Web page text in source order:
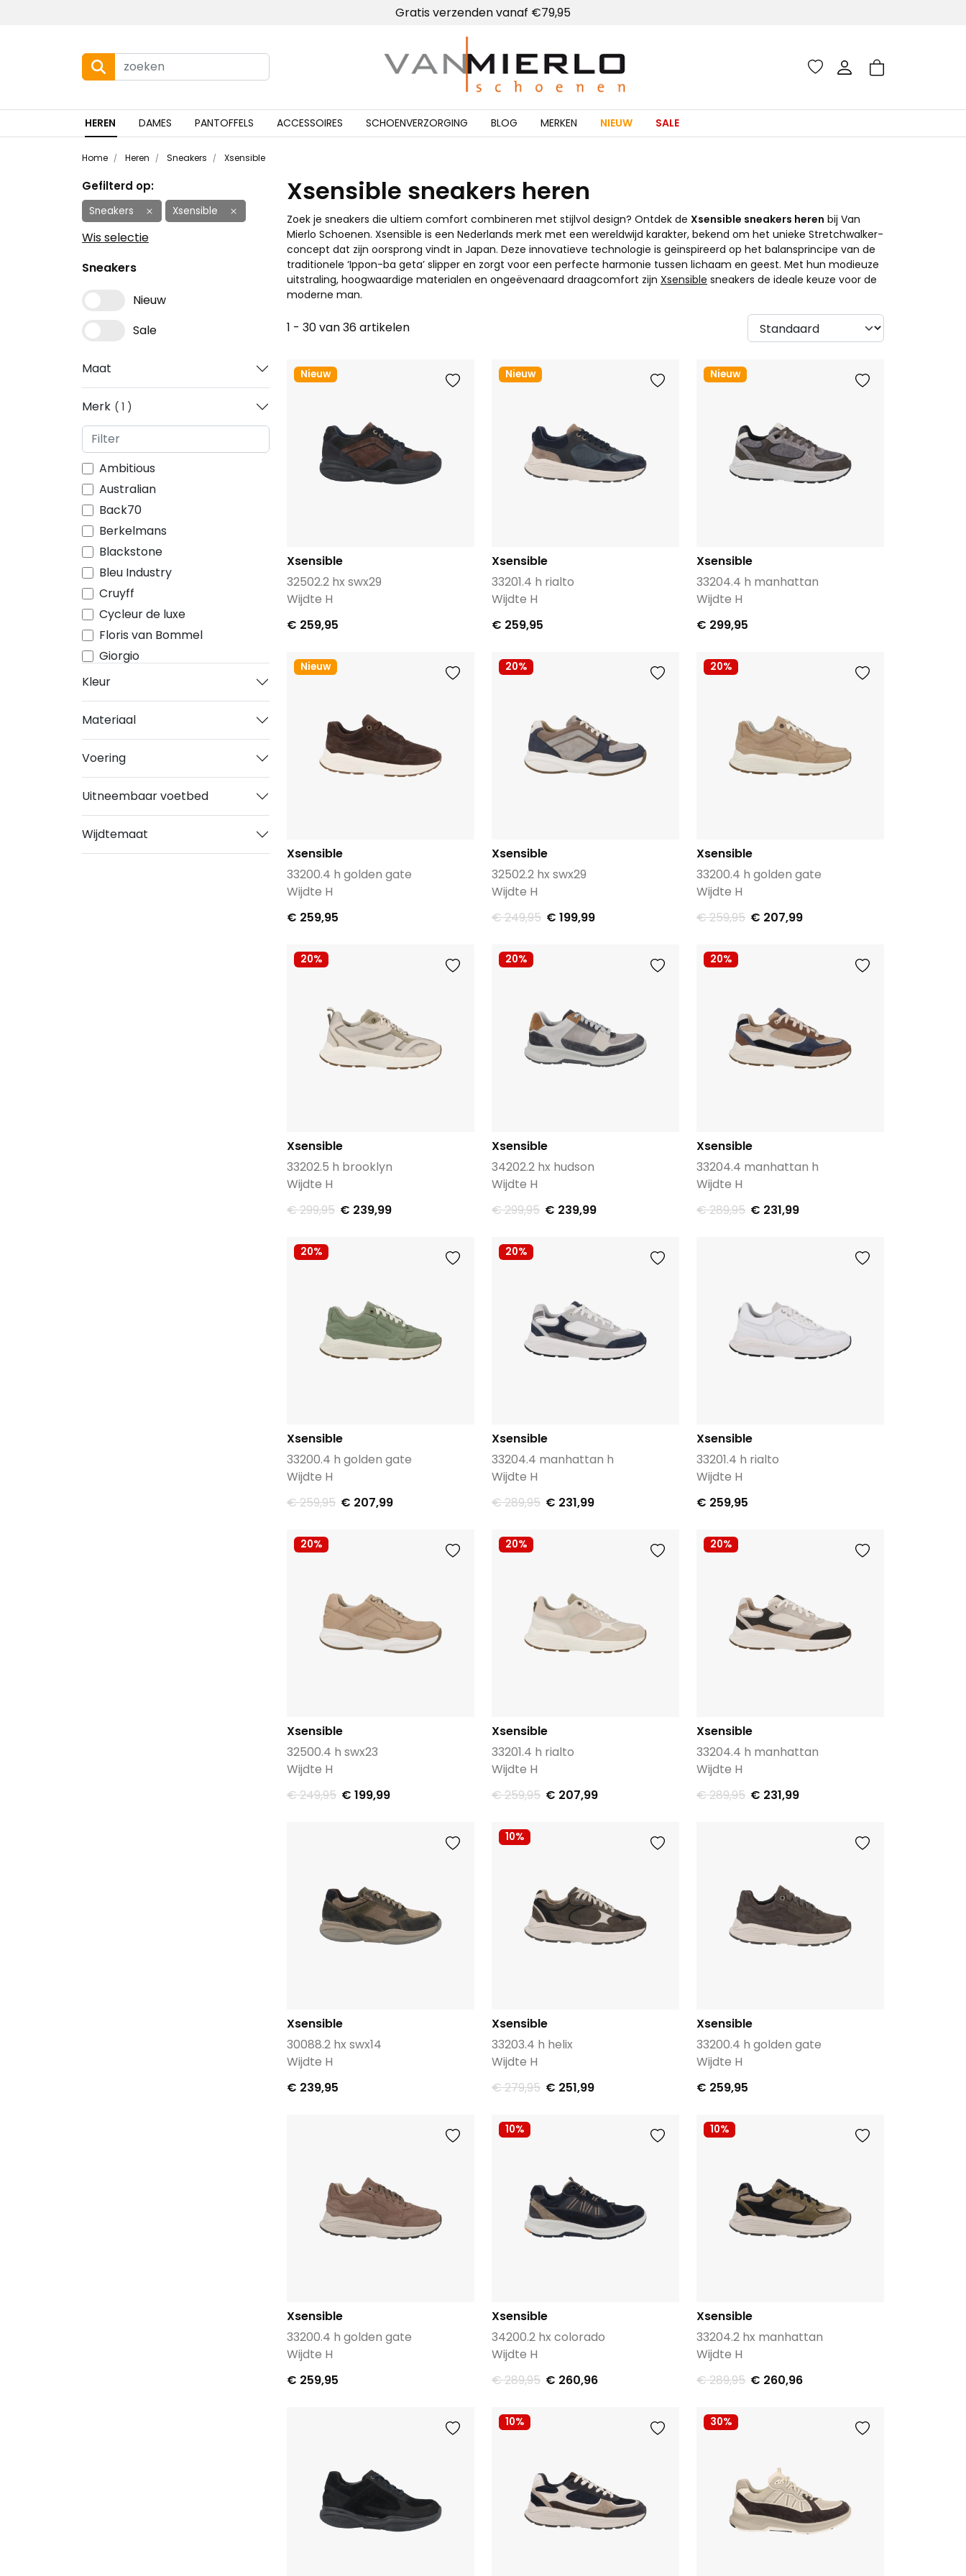
Lokale winkel met schoenmakerij
HEREN DAMES PANTOFFELS ACCESSOIRES SCHOENVERZORGING BLOG MERKEN NIEUW SALE
Home Heren Sneakers Xsensible
Gefilterd op:
Sneakers Xsensible
Wis selectie
Sneakers
Nieuw
Sale
Maat
Merk 1
Ambitious
Australian
Back70
Berkelmans
Blackstone
Bleu Industry
Cruyff
Cycleur de luxe
Floris van Bommel
Giorgio
Harris
Hub
K swiss
Kaotiko
LACOSTE
Mephisto
Napapijri
Reebok
Kleur
Materiaal
Voering
Uitneembaar voetbed
Wijdtemaat
Xsensible sneakers heren
Zoek je sneakers die ultiem comfort combineren met stijlvol design? Ontdek de Xsensible sneakers heren bij Van
Mierlo Schoenen. Xsensible is een Nederlands merk met een wereldwijd karakter, bekend om het unieke Stretchwalker-
concept dat zijn oorsprong vindt in Japan. Deze innovatieve technologie is geïnspireerd op het balansprincipe van de
traditionele ‘Ippon-ba geta’ slipper en zorgt voor een perfecte harmonie tussen lichaam en geest. Met hun modieuze
uitstraling, hoogwaardige materialen en ongeëvenaard draagcomfort zijn Xsensible sneakers de ideale keuze voor de
moderne man.
1 - 30 van 36 artikelen
Nieuw
Xsensible
32502.2 hx swx29
Wijdte H
€ 259,95
Nieuw
Xsensible
33201.4 h rialto
Wijdte H
€ 259,95
Nieuw
Xsensible
33204.4 h manhattan
Wijdte H
€ 299,95
Nieuw
Xsensible
33200.4 h golden gate
Wijdte H
€ 259,95
20%
Xsensible
32502.2 hx swx29
Wijdte H
€ 249,95 € 199,99
20%
Xsensible
33200.4 h golden gate
Wijdte H
€ 259,95 € 207,99
20%
Xsensible
33202.5 h brooklyn
Wijdte H
€ 299,95 € 239,99
20%
Xsensible
34202.2 hx hudson
Wijdte H
€ 299,95 € 239,99
20%
Xsensible
33204.4 manhattan h
Wijdte H
€ 289,95 € 231,99
20%
Xsensible
33200.4 h golden gate
Wijdte H
€ 259,95 € 207,99
20%
Xsensible
33204.4 manhattan h
Wijdte H
€ 289,95 € 231,99
Xsensible
33201.4 h rialto
Wijdte H
€ 259,95
20%
Xsensible
32500.4 h swx23
Wijdte H
€ 249,95 € 199,99
20%
Xsensible
33201.4 h rialto
Wijdte H
€ 259,95 € 207,99
20%
Xsensible
33204.4 h manhattan
Wijdte H
€ 289,95 € 231,99
Xsensible
30088.2 hx swx14
Wijdte H
€ 239,95
10%
Xsensible
33203.4 h helix
Wijdte H
€ 279,95 € 251,99
Xsensible
33200.4 h golden gate
Wijdte H
€ 259,95
Xsensible
33200.4 h golden gate
Wijdte H
€ 259,95
10%
Xsensible
34200.2 hx colorado
Wijdte H
€ 289,95 € 260,96
10%
Xsensible
33204.2 hx manhattan
Wijdte H
€ 289,95 € 260,96
10% 30%